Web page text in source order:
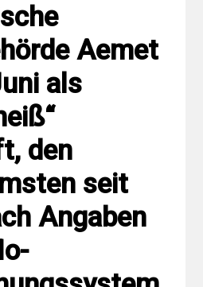
Aemet
als
den
seit
Angaben